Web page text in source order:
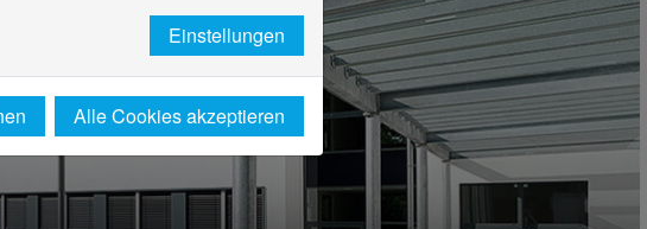
Einstellungen
Alle Cookies akzeptieren